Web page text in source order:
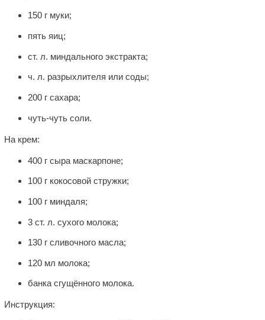
150 г муки;
пять яиц;
ст. л. миндального экстракта;
ч. л. разрыхлителя или соды;
200 г сахара;
чуть-чуть соли.
На крем:
400 г сыра маскарпоне;
100 г кокосовой стружки;
100 г миндаля;
3 ст. л. сухого молока;
130 г сливочного масла;
120 мл молока;
банка сгущённого молока.
Инструкция: